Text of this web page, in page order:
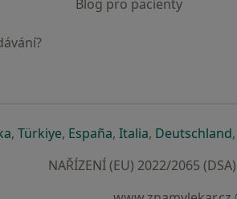
Blog pro pacienty
se otevře v nové záložce
, Türkiyese otevře v nové záložce
, Españase otevře v nové
, Italiase otevře v
, Deutschland,
NAŘÍZENÍ (EU) 2022/2065